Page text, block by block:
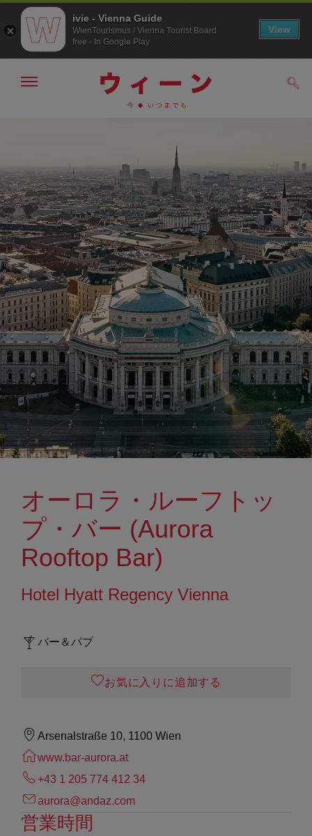
へ
ジ
の
ト
ッ
プ
へ
メ
非
表
示
オーロラ・ルーフトッ
プ・バー (Aurora
Rooftop Bar)
Hotel Hyatt Regency Vienna
バー＆パブ
お気に入りに追加する
Arsenalstraße 10, 1100 Wien
www.bar-aurora.at
+43 1 205 774 412 34
aurora@andaz.com
営業時間
ivie - Vienna Guide
WienTourismus / Vienna Tourist Board
free - In Google Play
View